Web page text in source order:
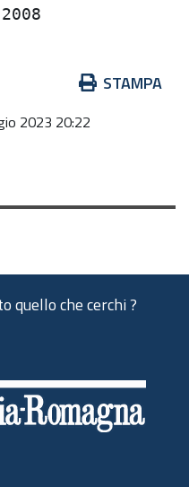
STAMPA
2023 20:22
quello che cerchi ?